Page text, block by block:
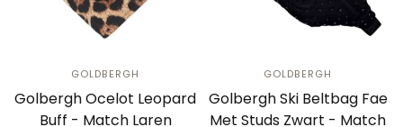
GOLDBERGH
Golbergh Ocelot Leopard
Buff - Match Laren
GOLDBERGH
Golbergh Ski Beltbag Fae
Met Studs Zwart - Match